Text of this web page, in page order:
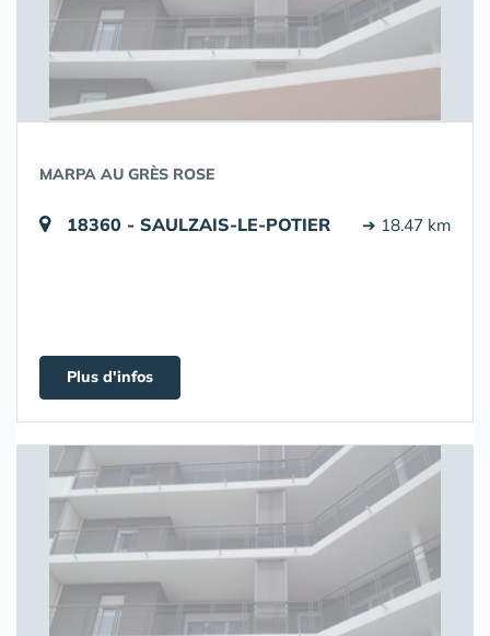
MARPA AU GRÈS ROSE
18360 - SAULZAIS-LE-POTIER ➔ 18.47 km
Plus d'infos